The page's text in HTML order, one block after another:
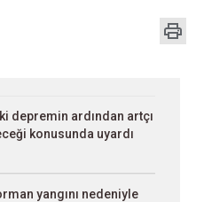
depremin ardından artçı
konusunda uyardı
yangını nedeniyle